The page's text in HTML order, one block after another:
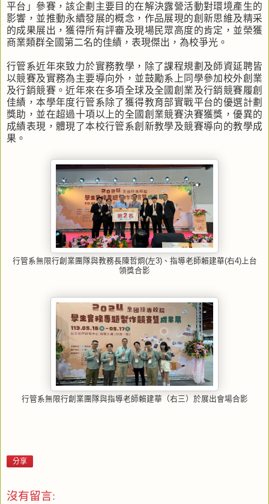
平台」參賽，該企劃主要目的在解決露營活動對環境產生的
影響，並推動永續發展的概念，作品展現的創新思維及精采
的成果展出，獲得所有評審及現場民眾高度的肯定，並榮獲
商業類群全國第二名的佳績，表現傑出，為校爭光。
行管系近年來致力於實務教學，除了課程規劃及師資延聘皆
以競賽及實務為主要導向外，並鼓勵系上同學參加校外創業
及行銷競賽。近年來在多項全球及全國創業及行銷競賽履創
佳績，本學年度行管系除了獲得教育部實戰平台的優選計劃
獎助，並在超過十項以上的全國創業競賽決賽獲獎，優異的
成績表現，體現了本校行管系創新教學及競賽導向的教學成
果。
行管系無限行創業團隊與教務長陳哲烱(左3)、指導老師賴建華(右4)上台
領獎合影
行管系無限行創業團隊與指導老師賴建華（右三）於展出會場合影
分享
沒有留言: